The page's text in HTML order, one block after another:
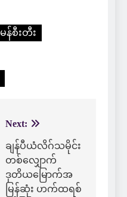
မန်စီးတီး
Next:
ချန်ပီယံလိဂ်သမိုင်း
တစ်လျှောက်
ဒုတိယမြောက်အ
မြန်ဆုံး ဟက်ထရစ်